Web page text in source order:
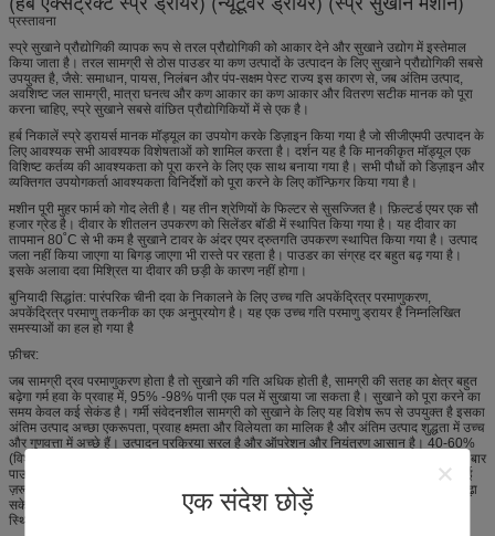
एक संदेश छोड़ें
प्रस्तावना
स्प्रे सुखाने प्रौद्योगिकी व्यापक रूप से तरल प्रौद्योगिकी को आकार देने और सुखाने उद्योग में इस्तेमाल
किया जाता है। तरल सामग्री से ठोस पाउडर या कण उत्पादों के उत्पादन के लिए सुखाने प्रौद्योगिकी सबसे
उपयुक्त है, जैसे: समाधान, पायस, निलंबन और पंप-सक्षम पेस्ट राज्य इस कारण से, जब अंतिम उत्पाद,
अवशिष्ट जल सामग्री, मात्रा घनत्व और कण आकार का कण आकार और वितरण सटीक मानक को पूरा
करना चाहिए, स्प्रे सुखाने सबसे वांछित प्रौद्योगिकियों में से एक है।
हर्ब निकालें स्प्रे ड्रायर्स मानक मॉड्यूल का उपयोग करके डिज़ाइन किया गया है जो सीजीएमपी उत्पादन के
लिए आवश्यक सभी आवश्यक विशेषताओं को शामिल करता है। दर्शन यह है कि मानकीकृत मॉड्यूल एक
विशिष्ट कर्तव्य की आवश्यकता को पूरा करने के लिए एक साथ बनाया गया है। सभी पौधों को डिज़ाइन और
व्यक्तिगत उपयोगकर्ता आवश्यकता विनिर्देशों को पूरा करने के लिए कॉन्फ़िगर किया गया है।
मशीन पूरी मुहर फार्म को गोद लेती है। यह तीन श्रेणियों के फिल्टर से सुसज्जित है। फ़िल्टर्ड एयर एक सौ
हजार ग्रेड है। दीवार के शीतलन उपकरण को सिलेंडर बॉडी में स्थापित किया गया है। यह दीवार का
तापमान 80˚C से भी कम है सुखाने टावर के अंदर एयर द्रुतगति उपकरण स्थापित किया गया है। उत्पाद
जला नहीं किया जाएगा या बिगड़ जाएगा भी रास्ते पर रहता है। पाउडर का संग्रह दर बहुत बढ़ गया है।
इसके अलावा दवा मिश्रित या दीवार की छड़ी के कारण नहीं होगा।
बुनियादी सिद्धांत: पारंपरिक चीनी दवा के निकालने के लिए उच्च गति अपकेंद्रित्र परमाणुकरण,
अपकेंद्रित्र परमाणु तकनीक का एक अनुप्रयोग है। यह एक उच्च गति परमाणु ड्रायर है निम्नलिखित
समस्याओं का हल हो गया है
फ़ीचर:
जब सामग्री द्रव परमाणुकरण होता है तो सुखाने की गति अधिक होती है, सामग्री की सतह का क्षेत्र बहुत
बढ़ेगा गर्म हवा के प्रवाह में, 95% -98% पानी एक पल में सुखाया जा सकता है। सुखाने को पूरा करने का
समय केवल कई सेकंड है। गर्मी संवेदनशील सामग्री को सुखाने के लिए यह विशेष रूप से उपयुक्त है इसका
अंतिम उत्पाद अच्छा एकरूपता, प्रवाह क्षमता और विलेयता का मालिक है और अंतिम उत्पाद शुद्धता में उच्च
और गुणवत्ता में अच्छे हैं। उत्पादन प्रक्रिया सरल है और ऑपरेशन और नियंत्रण आसान है। 40-60%
(विशेष सामग्री के लिए, सामग्री 90% तक हो सकती है) की नमी सामग्री के साथ तरल। एक बार एक बार
पाउडर या कण उत्पादों में सूख जा सकता है। सुखाने की प्रक्रिया के बाद, तोड़कर और सॉर्टिंग की कोई
ज़रूरत नहीं है, ताकि उत्पादन में आपरेशन प्रक्रियाओं को कम किया जा सके और उत्पाद शुद्धता को बढ़ा
सके। उत्पाद कण व्यास, ढीलापन और पानी की सामग्री को एक निश्चित सीमा के भीतर संचालन की
स्थिति को बदलने के माध्यम से समायोजित किया जा सकता है